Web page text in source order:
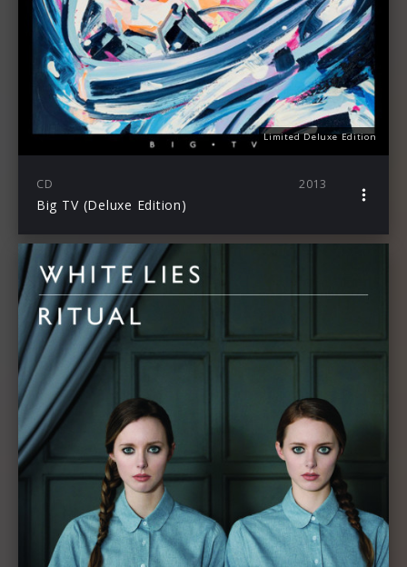
Limited Deluxe Edition
CD 2013
Big TV (Deluxe Edition)